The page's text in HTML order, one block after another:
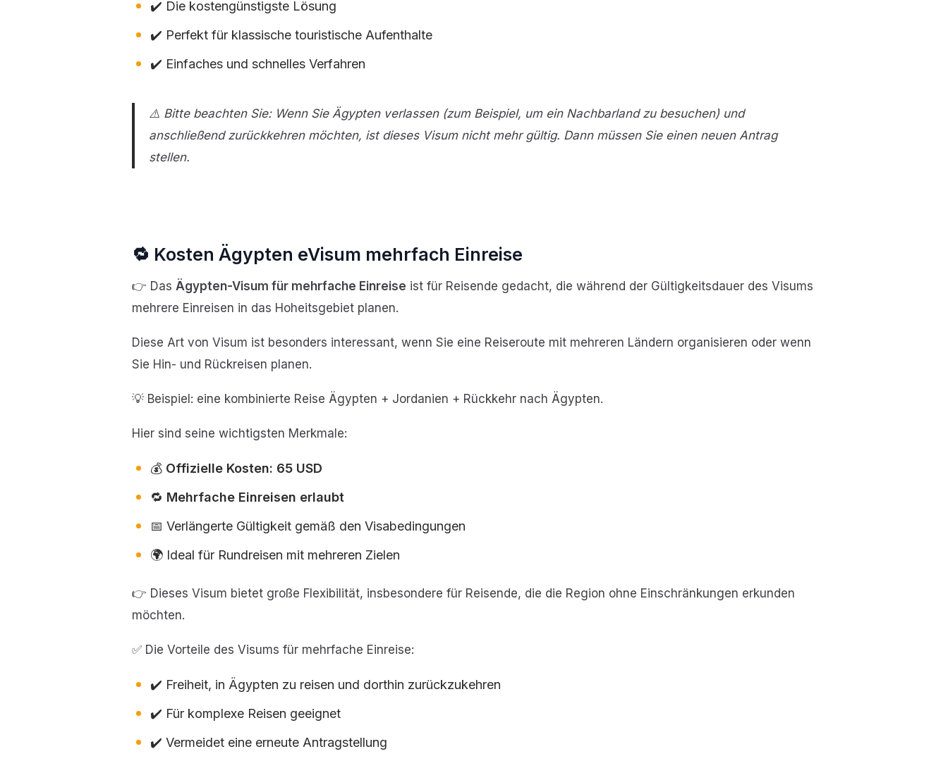
✔️ Die kostengünstigste Lösung
✔️ Perfekt für klassische touristische Aufenthalte
✔️ Einfaches und schnelles Verfahren
⚠️ Bitte beachten Sie: Wenn Sie Ägypten verlassen (zum Beispiel, um ein Nachbarland zu besuchen) und
anschließend zurückkehren möchten, ist dieses Visum nicht mehr gültig. Dann müssen Sie einen neuen Antrag
stellen.
🔁 Kosten Ägypten eVisum mehrfach Einreise
👉 Das Ägypten-Visum für mehrfache Einreise ist für Reisende gedacht, die während der Gültigkeitsdauer des Visums
mehrere Einreisen in das Hoheitsgebiet planen.
Diese Art von Visum ist besonders interessant, wenn Sie eine Reiseroute mit mehreren Ländern organisieren oder wenn
Sie Hin- und Rückreisen planen.
💡 Beispiel: eine kombinierte Reise Ägypten + Jordanien + Rückkehr nach Ägypten.
Hier sind seine wichtigsten Merkmale:
💰 Offizielle Kosten: 65 USD
🔁 Mehrfache Einreisen erlaubt
📅 Verlängerte Gültigkeit gemäß den Visabedingungen
🌍 Ideal für Rundreisen mit mehreren Zielen
👉 Dieses Visum bietet große Flexibilität, insbesondere für Reisende, die die Region ohne Einschränkungen erkunden
möchten.
✅ Die Vorteile des Visums für mehrfache Einreise:
✔️ Freiheit, in Ägypten zu reisen und dorthin zurückzukehren
✔️ Für komplexe Reisen geeignet
✔️ Vermeidet eine erneute Antragstellung